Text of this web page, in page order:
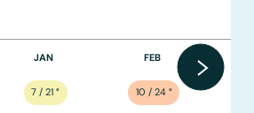
JAN
7 / 21 °
FEB
10 / 24°